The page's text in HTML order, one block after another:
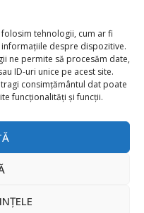
tehnologii, cum ar fi
despre dispozitive.
ne permite să procesăm date,
ID-uri unice pe acest site.
consimțământul dat poate
funcționalități și funcții.
Azi”